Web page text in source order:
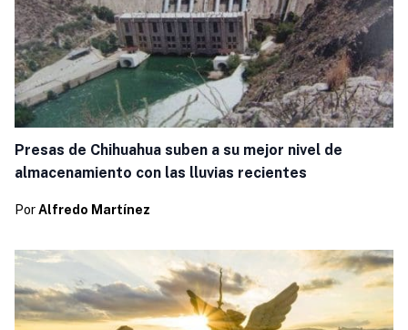
Presas de Chihuahua suben a su mejor nivel de
almacenamiento con las lluvias recientes
Por Alfredo Martínez